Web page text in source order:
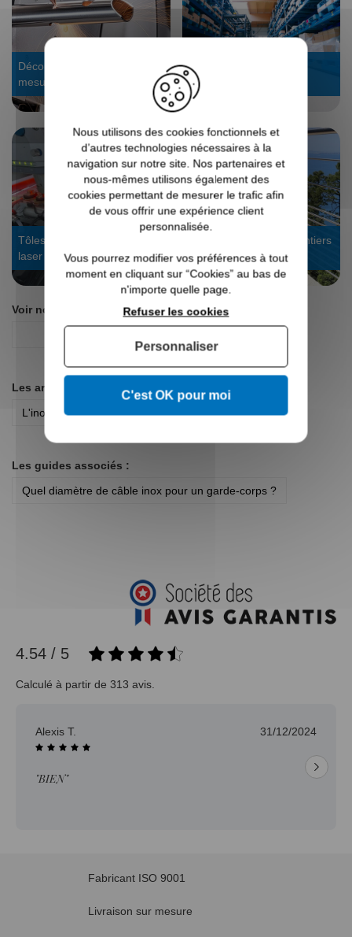
Découpe laser tube : sur
mesure
Stock dispo, expédié en
24/48h
Tôles sur mesure : découpe
laser
Voir les galeries de chantiers
garde-corps
Voir nos autres pages :
Les articles de blogs associés :
L'inox et ses différentes finitions
Les guides associés :
Quel diamètre de câble inox pour un garde-corps ?
4.54 / 5
Calculé à partir de 313 avis.
Alexis T. 31/12/2024
"BIEN"
Fabricant ISO 9001
Livraison sur mesure
Nous utilisons des cookies fonctionnels et
d’autres technologies nécessaires à la
navigation sur notre site. Nos partenaires et
nous-mêmes utilisons également des
cookies permettant de mesurer le trafic afin
de vous offrir une expérience client
personnalisée.
Vous pourrez modifier vos préférences à tout
moment en cliquant sur “Cookies” au bas de
n'importe quelle page.
C'est OK pour moi
Refuser les cookies
Personnaliser